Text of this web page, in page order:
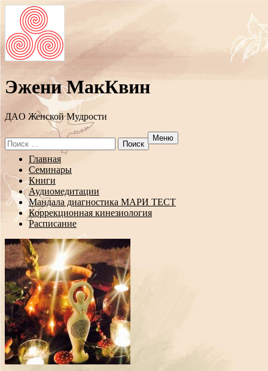
Эжени МакКвин
ДAO Женской Мудрости
Search
for:
Меню
Перейти
содержанию
Главная
Семинары
Книги
Аудиомедитации
Мандала диагностика МАРИ ТЕСТ
Коррекционная кинезиология
Расписание